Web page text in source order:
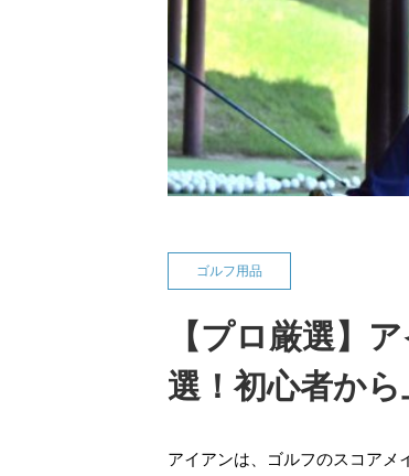
ゴルフ用品
【プロ厳選】
選！初心者か
アイアンは、ゴルフのスコアメ